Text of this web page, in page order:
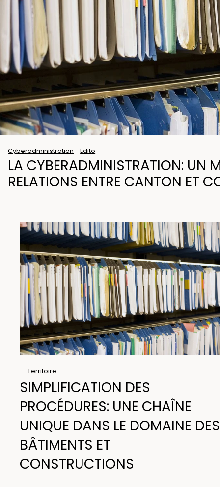
Cyberadministration Edito
LA CYBERADMINISTRATION: UN
RELATIONS ENTRE CANTON ET
Territoire
SIMPLIFICATION DES
PROCÉDURES: UNE CHAÎNE
UNIQUE DANS LE DOMAINE DES
BÂTIMENTS ET
CONSTRUCTIONS